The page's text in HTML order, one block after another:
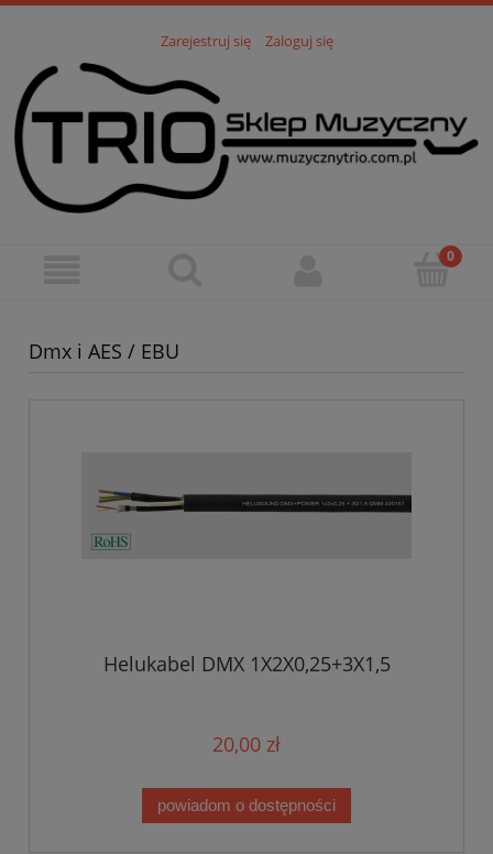
Zarejestruj się Zaloguj się
Dmx i AES / EBU
Helukabel DMX 1X2X0,25+3X1,5
20,00 zł
powiadom o dostępności